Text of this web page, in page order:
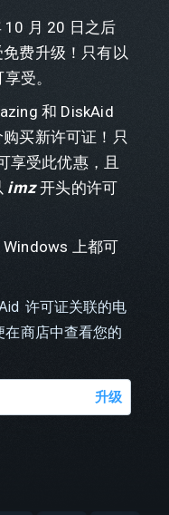
月 20 日之后
费升级！只有以
受。
和 DiskAid
买新许可证！只
享受此优惠，且
imz开头的许可
Windows 上都可
许可证关联的电
在商店中查看您的
升级